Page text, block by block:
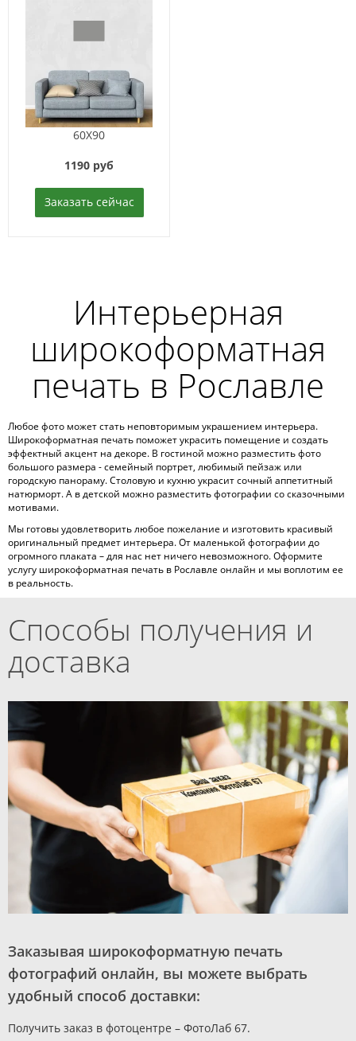
60X90
1190 руб
Заказать сейчас
Интерьерная
широкоформатная
печать в Рославле
Любое фото может стать неповторимым украшением интерьера.
Широкоформатная печать поможет украсить помещение и создать
эффектный акцент на декоре. В гостиной можно разместить фото
большого размера - семейный портрет, любимый пейзаж или
городскую панораму. Столовую и кухню украсит сочный аппетитный
натюрморт. А в детской можно разместить фотографии со сказочными
мотивами.
Мы готовы удовлетворить любое пожелание и изготовить красивый
оригинальный предмет интерьера. От маленькой фотографии до
огромного плаката – для нас нет ничего невозможного. Оформите
услугу широкоформатная печать в Рославле онлайн и мы воплотим ее
в реальность.
Способы получения и
доставка
Заказывая широкоформатную печать
фотографий онлайн, вы можете выбрать
удобный способ доставки:
Получить заказ в фотоцентре – ФотоЛаб 67.